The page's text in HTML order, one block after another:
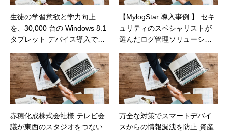
生徒の学習意欲と学力向上
を、30,000 台の Windows 8.1
タブレット デバイス導入で実
【MylogStar 導入事例 】 セキ
ュリティのスペシャリストが
選んだログ管理ソリューショ
赤穂化成株式会社様 テレビ会
議が東西のスタジオをつない
万全な対策でスマートデバイ
スからの情報漏洩を防止 資産